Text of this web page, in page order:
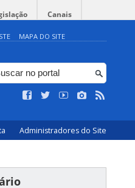
Canais
MAPA DO SITE
Administradores do Site